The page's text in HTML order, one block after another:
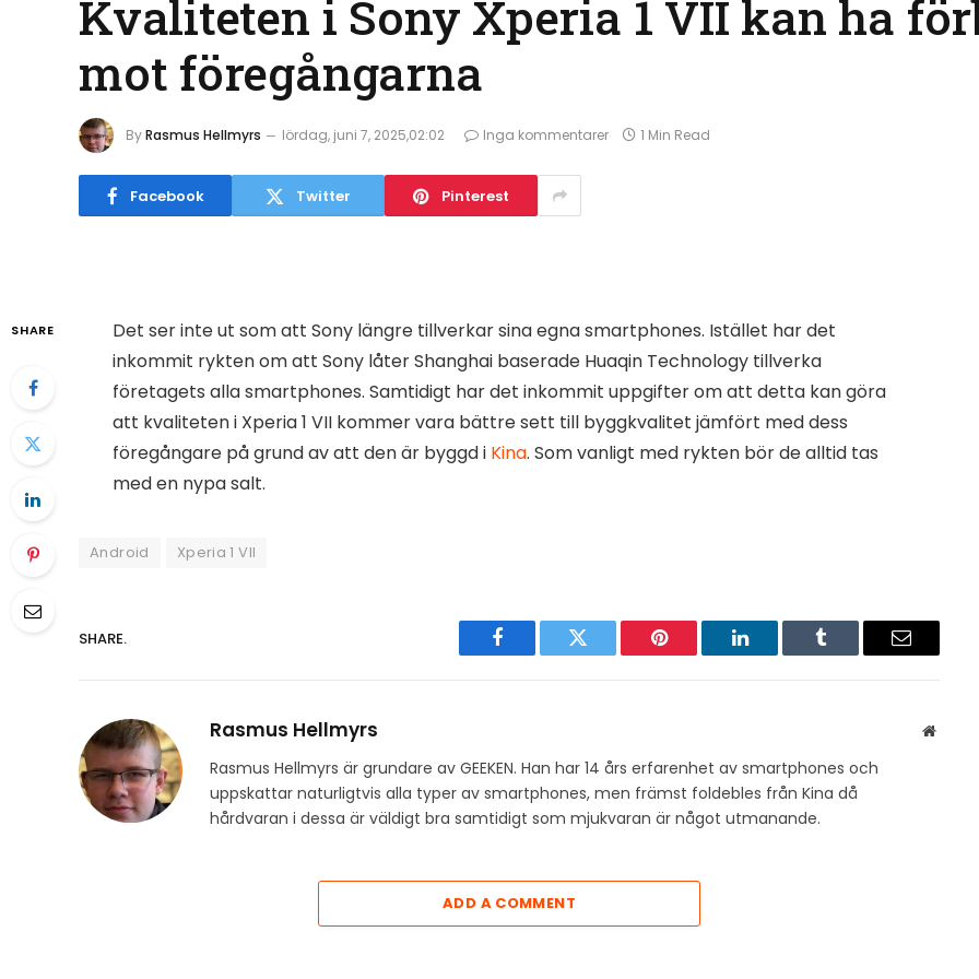
Kvaliteten i Sony Xperia 1 VII kan ha
mot föregångarna
ByRasmus Hellmyrs lördag, juni 7, 2025,02:02 Inga kommentarer 1 Min Read
Facebook Twitter Pinterest
SHARE
Det ser inte ut som att Sony längre tillverkar sina egna smartphones. Istället har det
inkommit rykten om att Sony låter Shanghai baserade Huaqin Technology tillverka
företagets alla smartphones. Samtidigt har det inkommit uppgifter om att detta kan göra
att kvaliteten i Xperia 1 VII kommer vara bättre sett till byggkvalitet jämfört med dess
föregångare på grund av att den är byggd i Kina. Som vanligt med rykten bör de alltid tas
med en nypa salt.
Android Xperia 1 VII
SHARE.
Facebook Twitter Pinterest LinkedIn Tumblr Email
Rasmus Hellmyrs Website
Rasmus Hellmyrs är grundare av GEEKEN. Han har 14 års erfarenhet av smartphones och
uppskattar naturligtvis alla typer av smartphones, men främst foldebles från Kina då
hårdvaran i dessa är väldigt bra samtidigt som mjukvaran är något utmanande.
ADD A COMMENT